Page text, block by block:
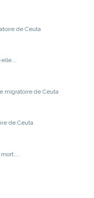
de Ceuta
elle...
migratoire de Ceuta
de Ceuta